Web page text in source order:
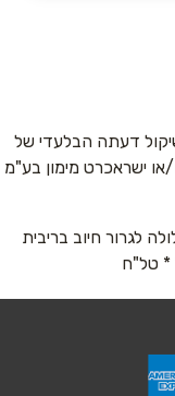
דעתה הבלעדי של
ישראכרט מימון בע"מ
לגרור חיוב בריבית
* טל"ח